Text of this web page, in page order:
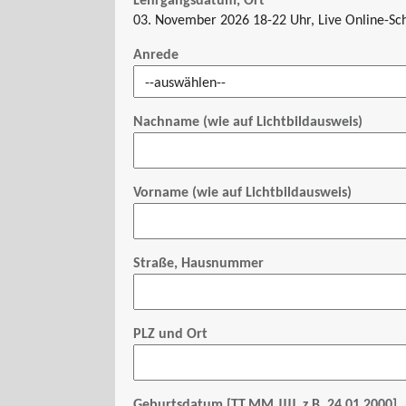
03. November 2026 18-22 Uhr, Live Online-
Anrede
Nachname (wie auf Lichtbildausweis)
Vorname (wie auf Lichtbildausweis)
Straße, Hausnummer
PLZ und Ort